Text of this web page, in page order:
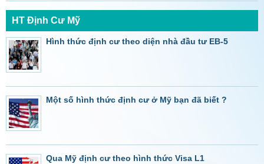
HT Định Cư Mỹ
Hình thức định cư theo diện nhà đầu tư EB-5
Một số hình thức định cư ở Mỹ bạn đã biết ?
Qua Mỹ định cư theo hình thức Visa L1